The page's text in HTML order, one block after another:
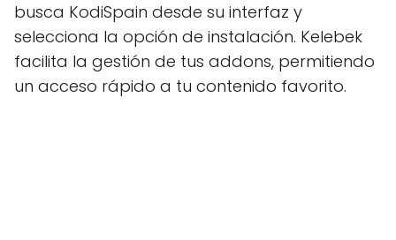
busca KodiSpain desde su interfaz y
selecciona la opción de instalación. Kelebek
facilita la gestión de tus addons, permitiendo
un acceso rápido a tu contenido favorito.